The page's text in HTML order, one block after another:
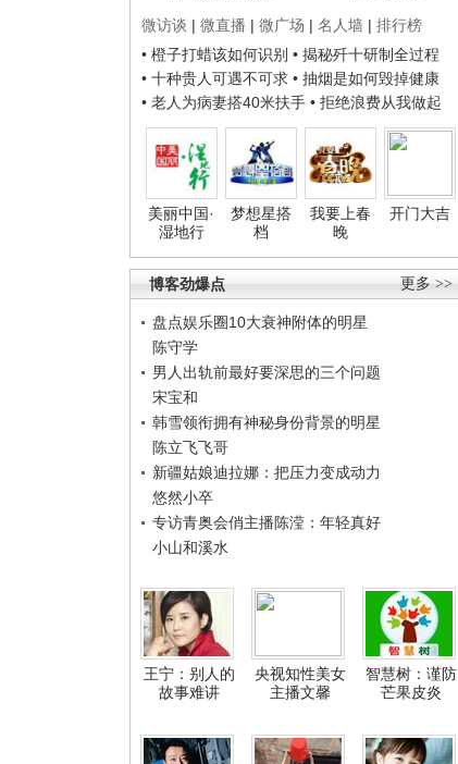
微访谈 | 微直播 | 微广场 | 名人墙 | 排行榜
• 橙子打蜡该如何识别 • 揭秘歼十研制全过程
• 十种贵人可遇不可求 • 抽烟是如何毁掉健康
• 老人为病妻搭40米扶手 • 拒绝浪费从我做起
美丽中国·
湿地行
梦想星搭
档
我要上春
晚
开门大吉
更多 >>
博客劲爆点
盘点娱乐圈10大衰神附体的明星
陈守学
男人出轨前最好要深思的三个问题
宋宝和
韩雪领衔拥有神秘身份背景的明星
陈立飞飞哥
新疆姑娘迪拉娜：把压力变成动力
悠然小卒
专访青奥会俏主播陈滢：年轻真好
小山和溪水
王宁：别人的
故事难讲
央视知性美女
主播文馨
智慧树：谨防
芒果皮炎